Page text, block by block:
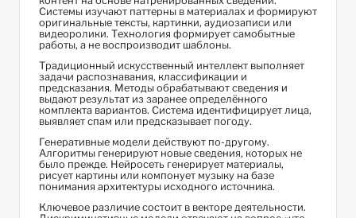
Системы изучают паттерны в материалах и формируют
оригинальные тексты, картинки, аудиозаписи или
видеоролики. Технология формирует самобытные
работы, а не воспроизводит шаблоны.
Традиционный искусственный интеллект выполняет
задачи распознавания, классификации и
предсказания. Методы обрабатывают сведения и
выдают результат из заранее определённого
комплекта вариантов. Система идентифицирует лица,
выявляет спам или предсказывает погоду.
Генеративные модели действуют по-другому.
Алгоритмы генерируют новые сведения, которых не
было прежде. Нейросеть генерирует материалы,
рисует картины или компонует музыку на базе
понимания архитектуры исходного источника.
Ключевое различие состоит в векторе деятельности.